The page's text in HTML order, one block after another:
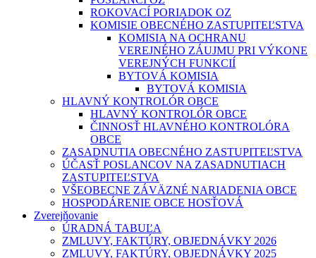
ROKOVACÍ PORIADOK OZ
KOMISIE OBECNÉHO ZASTUPITEĽSTVA
KOMISIA NA OCHRANU
VEREJNÉHO ZÁUJMU PRI VÝKONE
VEREJNÝCH FUNKCIÍ
BYTOVÁ KOMISIA
BYTOVÁ KOMISIA
HLAVNÝ KONTROLÓR OBCE
HLAVNÝ KONTROLÓR OBCE
ČINNOSŤ HLAVNÉHO KONTROLÓRA
OBCE
ZASADNUTIA OBECNÉHO ZASTUPITEĽSTVA
ÚČASŤ POSLANCOV NA ZASADNUTIACH
ZASTUPITEĽSTVA
VŠEOBECNE ZÁVÄZNÉ NARIADENIA OBCE
HOSPODÁRENIE OBCE HOSŤOVÁ
Zverejňovanie
ÚRADNÁ TABUĽA
ZMLUVY, FAKTÚRY, OBJEDNÁVKY 2026
ZMLUVY, FAKTÚRY, OBJEDNÁVKY 2025